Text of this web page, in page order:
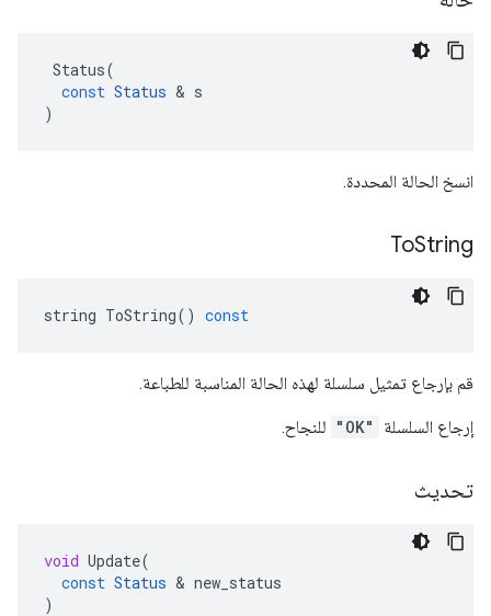
Status(
const Status & s
)
انسخ الحالة المحددة.
ToString
string ToString() const
قم بإرجاع تمثيل سلسلة لهذه الحالة المناسبة للطباعة.
إرجاع السلسلة "OK" للنجاح.
تحديث
void Update(
const Status & new_status
)